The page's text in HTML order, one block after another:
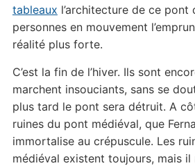
tableaux l’architecture de ce
personnes en mouvement
réalité plus forte.
C’est la fin de l’hiver. Ils sont
marchent insouciants, sans se
plus tard le pont sera détruit. A
ruines du pont médiéval, que
immortalise au crépuscule. Les
médiéval existent toujours, mais il